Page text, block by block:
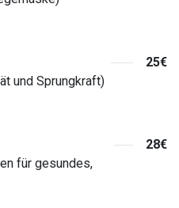
und Sprungkraft)
25€
für gesundes,
28€